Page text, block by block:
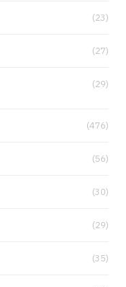
(23)
(27)
(29)
(476)
(56)
(30)
(29)
(35)